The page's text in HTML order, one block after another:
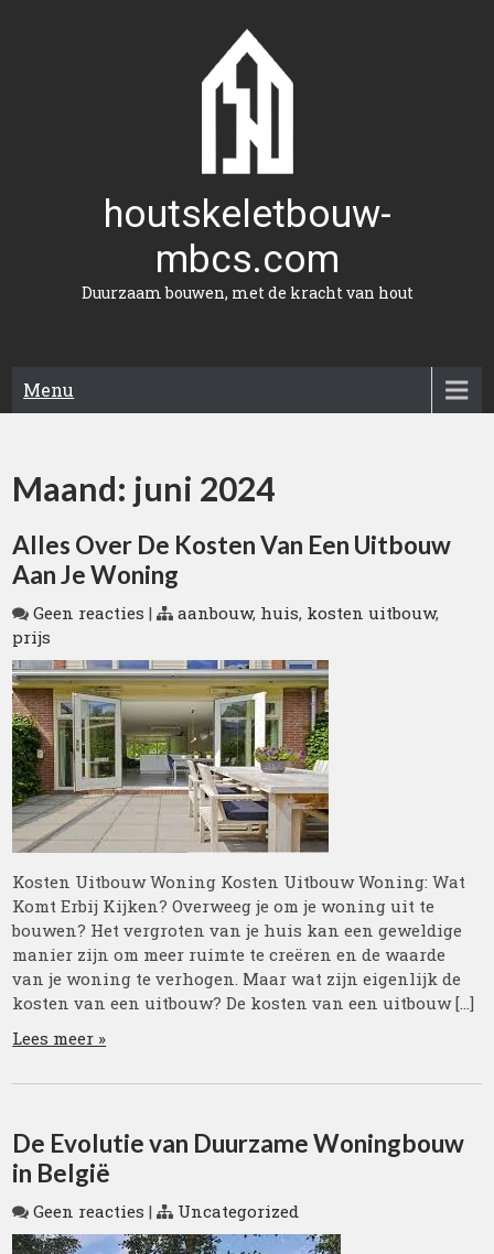
houtskeletbouw-
mbcs.com
Duurzaam bouwen, met de kracht van hout
Menu
Maand: juni 2024
Alles Over De Kosten Van Een Uitbouw
Aan Je Woning
Geen reacties | aanbouw, huis, kosten uitbouw,
prijs
Kosten Uitbouw Woning Kosten Uitbouw Woning: Wat
Komt Erbij Kijken? Overweeg je om je woning uit te
bouwen? Het vergroten van je huis kan een geweldige
manier zijn om meer ruimte te creëren en de waarde
van je woning te verhogen. Maar wat zijn eigenlijk de
kosten van een uitbouw? De kosten van een uitbouw […]
Lees meer »
De Evolutie van Duurzame Woningbouw
in België
Geen reacties | Uncategorized